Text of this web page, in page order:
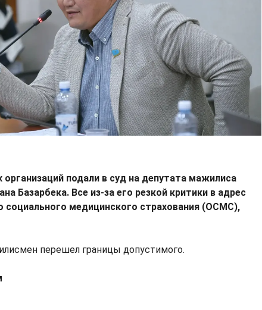
организаций подали в суд на депутата мажилиса
Базарбека. Все из-за его резкой критики в адрес
социального медицинского страхования (ОСМС),
перешел границы допустимого.